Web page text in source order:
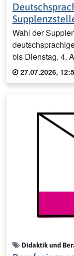
Wahl der
bis Dienstag, 4.
27.07.2026,
Didaktik und